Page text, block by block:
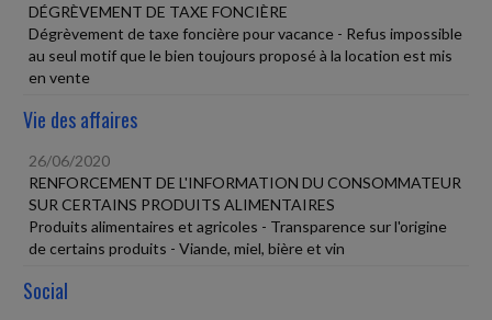
DÉGRÈVEMENT DE TAXE FONCIÈRE
Dégrèvement de taxe foncière pour vacance - Refus impossible
au seul motif que le bien toujours proposé à la location est mis
en vente
Vie des affaires
26/06/2020
RENFORCEMENT DE L'INFORMATION DU CONSOMMATEUR
SUR CERTAINS PRODUITS ALIMENTAIRES
Produits alimentaires et agricoles - Transparence sur l'origine
de certains produits - Viande, miel, bière et vin
Social